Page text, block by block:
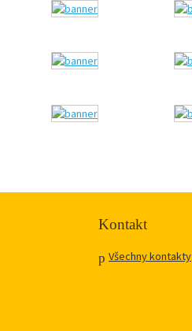
Kontakt
Všechny kontakty